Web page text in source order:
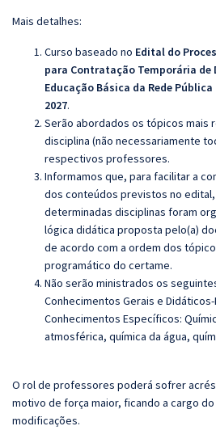
Mais detalhes:
Curso baseado no Edital do
para Contratação Temporária de
Educação Básica da Rede
2027.
Serão abordados os tópicos mais
disciplina (não necessariamente
respectivos professores.
Informamos que, para facilitar a
dos conteúdos previstos no
determinadas disciplinas foram
lógica didática proposta pelo(a)
de acordo com a ordem dos
programático do certame.
Não serão ministrados os
Conhecimentos Gerais e
Conhecimentos Específicos:
atmosférica, química da água,
O rol de professores poderá sofrer
motivo de força maior, ficando a cargo do
modificações.